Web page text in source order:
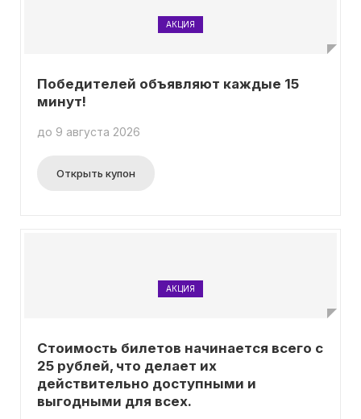
АКЦИЯ
Победителей объявляют каждые 15
минут!
до 9 августа 2026
Открыть купон
АКЦИЯ
Стоимость билетов начинается всего с
25 рублей, что делает их
действительно доступными и
выгодными для всех.